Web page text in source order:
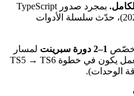
بمجرد صدور TypeScript
7.0 الثابت (المتوقع الربع الثاني 2026)، حدّث سلسلة الأدوات
خصّص 1–2 دورة سبرينت
لمسار
TypeScript 5 → 6 → 7. معظم العمل يكون في خطوة TS5 → TS6
الوحدات).